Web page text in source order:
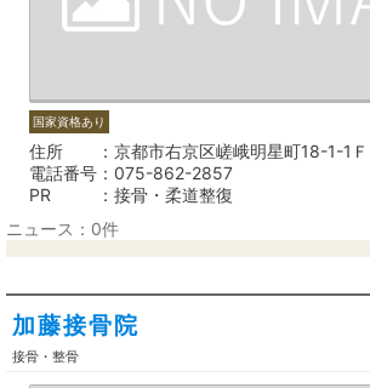
国家資格あり
住所
京都市右京区嵯峨明星町18-1-1Ｆ
電話番号
075-862-2857
PR
接骨・柔道整復
ニュース：0件
加藤接骨院
接骨・整骨